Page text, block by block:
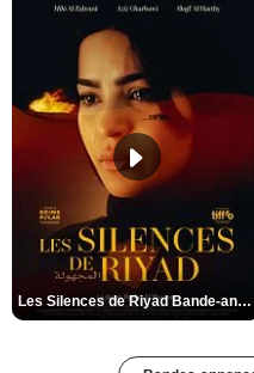
Les Silences de Riyad Bande-annonce VO STFR